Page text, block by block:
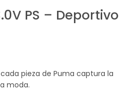
PS – Deportivo
pieza de Puma captura la
moda.